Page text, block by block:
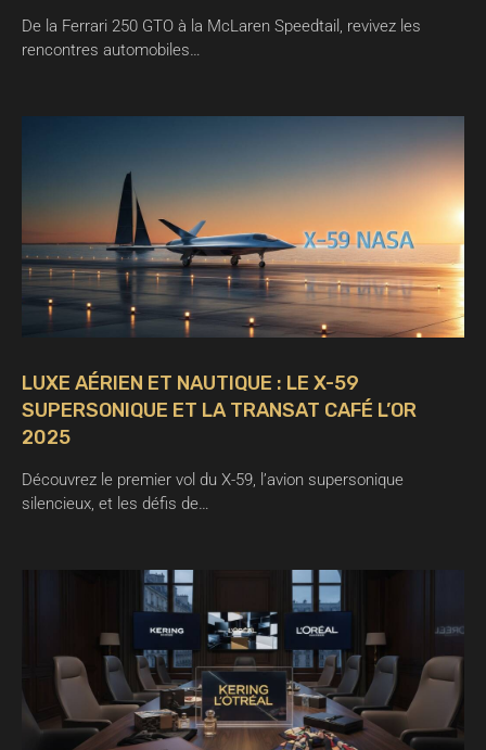
De la Ferrari 250 GTO à la McLaren Speedtail, revivez les
rencontres automobiles…
LUXE AÉRIEN ET NAUTIQUE : LE X-59
SUPERSONIQUE ET LA TRANSAT CAFÉ L’OR
2025
Découvrez le premier vol du X-59, l’avion supersonique
silencieux, et les défis de…